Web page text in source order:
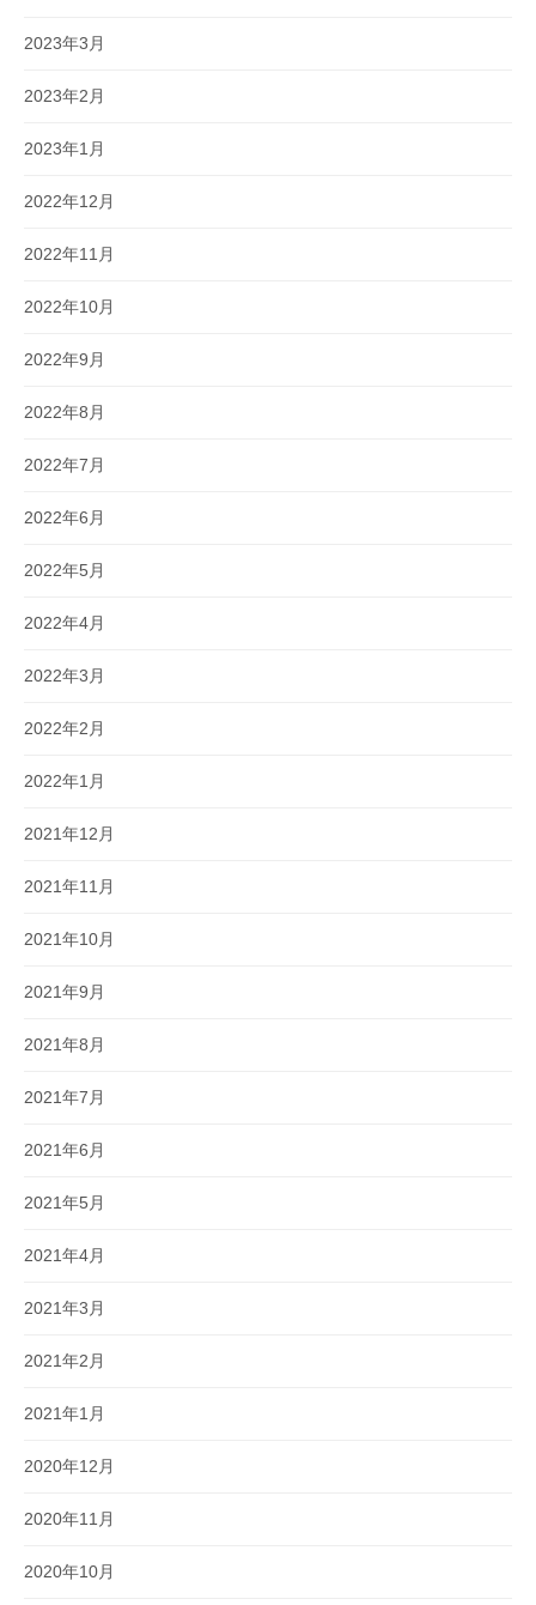
2023年3月
2023年2月
2023年1月
2022年12月
2022年11月
2022年10月
2022年9月
2022年8月
2022年7月
2022年6月
2022年5月
2022年4月
2022年3月
2022年2月
2022年1月
2021年12月
2021年11月
2021年10月
2021年9月
2021年8月
2021年7月
2021年6月
2021年5月
2021年4月
2021年3月
2021年2月
2021年1月
2020年12月
2020年11月
2020年10月